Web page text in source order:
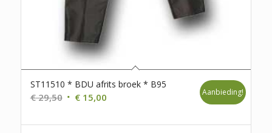
ST11510 * BDU afrits broek * B95
€29,50 Oorspronkelijke
was:
€15,00Huidige
is:
Aanbieding!